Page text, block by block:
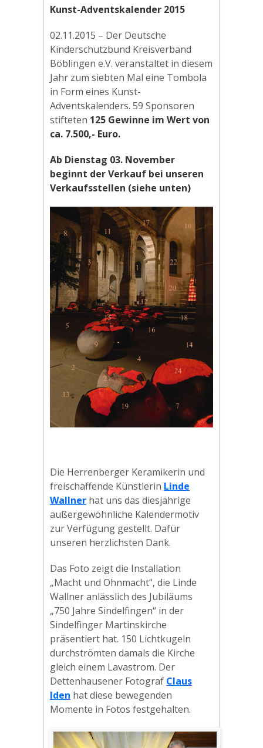
Kunst-Adventskalender 2015
02.11.2015 – Der Deutsche
Kinderschutzbund Kreisverband
Böblingen e.V. veranstaltet in diesem
Jahr zum siebten Mal eine Tombola
in Form eines Kunst-
Adventskalenders. 59 Sponsoren
stifteten 125 Gewinne im Wert von
ca. 7.500,- Euro.
Ab Dienstag 03. November
beginnt der Verkauf bei unseren
Verkaufsstellen (siehe unten)
Die Herrenberger Keramikerin und
freischaffende Künstlerin Linde
Wallner hat uns das diesjährige
außergewöhnliche Kalendermotiv
zur Verfügung gestellt. Dafür
unseren herzlichsten Dank.
Das Foto zeigt die Installation
„Macht und Ohnmacht“, die Linde
Wallner anlässlich des Jubiläums
„750 Jahre Sindelfingen“ in der
Sindelfinger Martinskirche
präsentiert hat. 150 Lichtkugeln
durchströmten damals die Kirche
gleich einem Lavastrom. Der
Dettenhausener Fotograf Claus
Iden hat diese bewegenden
Momente in Fotos festgehalten.